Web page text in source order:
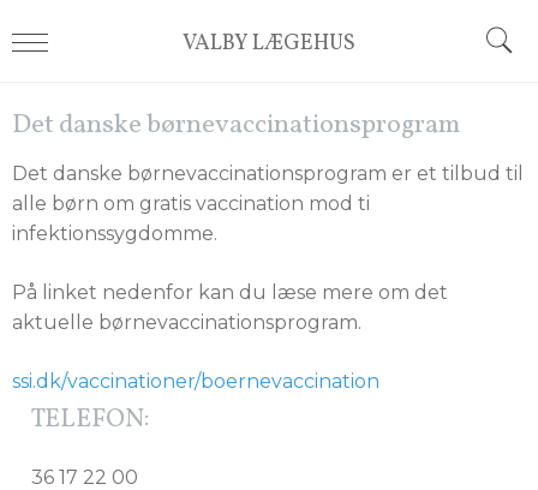
VALBY LÆGEHUS
Det danske børnevaccinationsprogram
Det danske børnevaccinationsprogram er et tilbud til
alle børn om gratis vaccination mod ti
infektionssygdomme.
På linket nedenfor kan du læse mere om det
aktuelle børnevaccinationsprogram.
ssi.dk/vaccinationer/boernevaccination
TELEFON:
36 17 22 00